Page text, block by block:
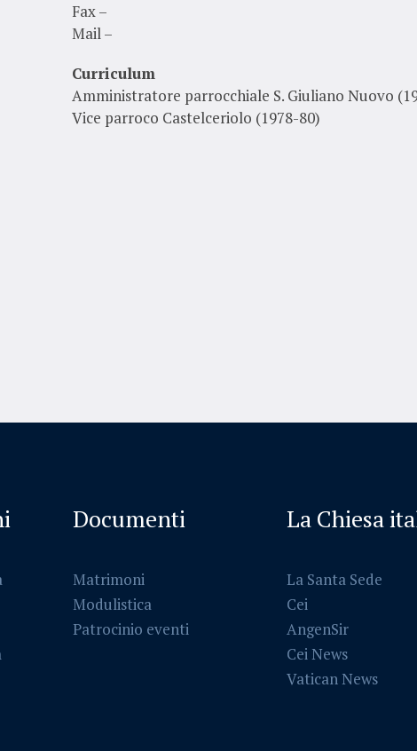
Fax –
Mail –
Curriculum
Amministratore parrocchiale S. Giuliano Nuovo
Vice parroco Castelceriolo (1978-80)
Documenti
Matrimoni
Modulistica
Patrocinio eventi
La Chiesa
La Santa Sede
Cei
AngenSir
Cei News
Vatican News